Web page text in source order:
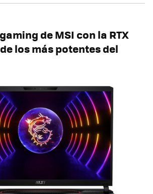
de MSI con la RTX
los más potentes del